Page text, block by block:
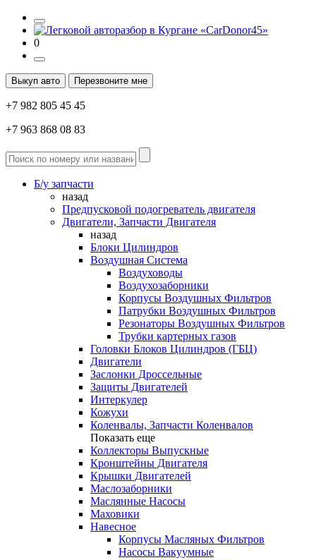
0
Выкуп авто Перезвоните мне
+7 982 805 45 45
+7 963 868 08 83
Б/у запчасти
назад
Предпусковой подогреватель двигателя
Двигатели, Запчасти Двигателя
назад
Блоки Цилиндров
Воздушная Система
Воздуховоды
Воздухозаборники
Корпусы Воздушных Фильтров
Патрубки Воздушных Фильтров
Резонаторы Воздушных Фильтров
Трубки картерных газов
Головки Блоков Цилиндров (ГБЦ)
Двигатели
Заслонки Дроссельные
Защиты Двигателей
Интеркулер
Кожухи
Коленвалы, Запчасти Коленвалов
Показать еще
Коллекторы Выпускные
Кронштейны Двигателя
Крышки Двигателей
Маслозаборники
Маслянные Насосы
Маховики
Навесное
Корпусы Масляных Фильтров
Насосы Вакуумные